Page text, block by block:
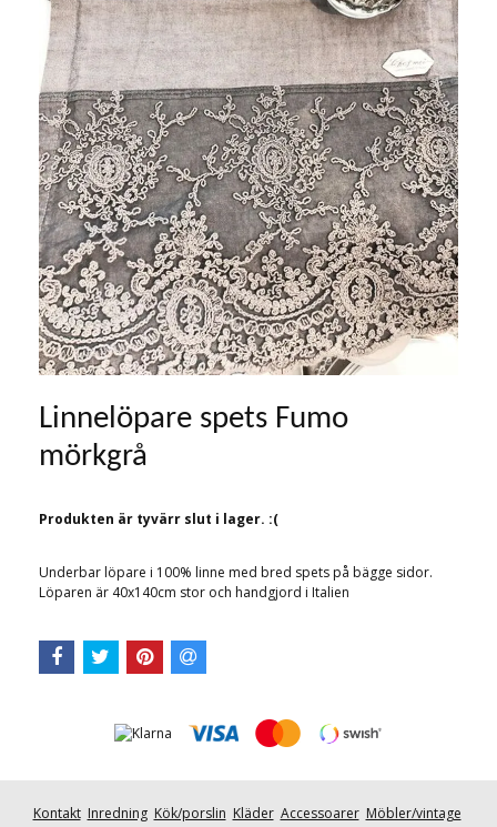
Linnelöpare spets Fumo
mörkgrå
Produkten är tyvärr slut i lager. :(
Underbar löpare i 100% linne med bred spets på bägge sidor.
Löparen är 40x140cm stor och handgjord i Italien
Kontakt Inredning Kök/porslin Kläder Accessoarer Möbler/vintage